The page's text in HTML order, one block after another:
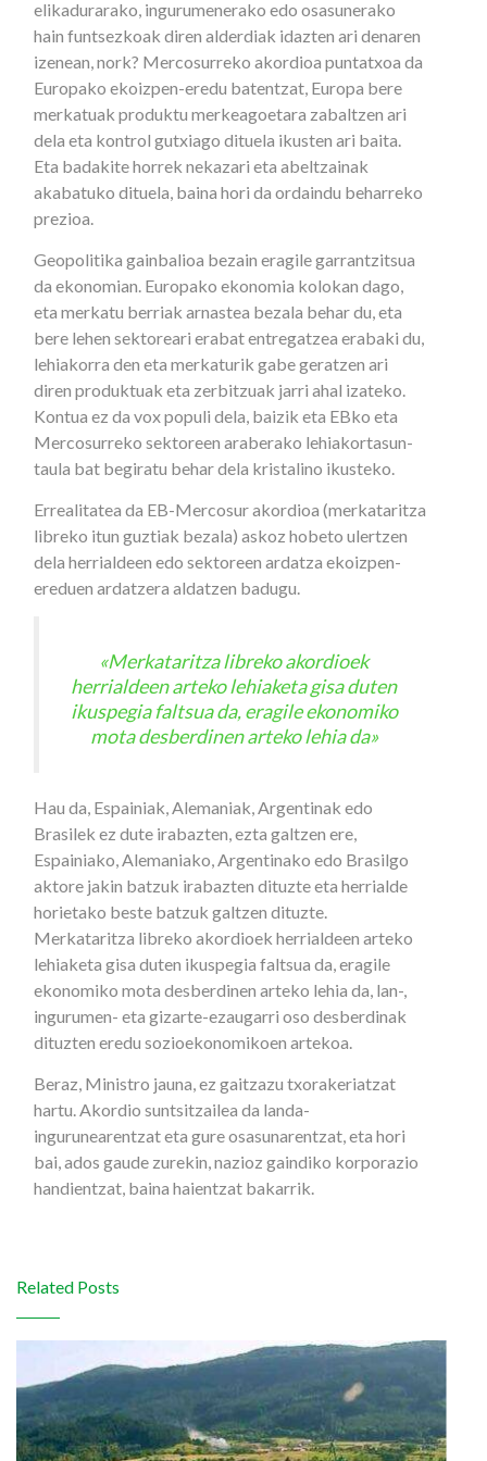
elikadurarako, ingurumenerako edo osasunerako
hain funtsezkoak diren alderdiak idazten ari denaren
izenean, nork? Mercosurreko akordioa puntatxoa da
Europako ekoizpen-eredu batentzat, Europa bere
merkatuak produktu merkeagoetara zabaltzen ari
dela eta kontrol gutxiago dituela ikusten ari baita.
Eta badakite horrek nekazari eta abeltzainak
akabatuko dituela, baina hori da ordaindu beharreko
prezioa.
Geopolitika gainbalioa bezain eragile garrantzitsua
da ekonomian. Europako ekonomia kolokan dago,
eta merkatu berriak arnastea bezala behar du, eta
bere lehen sektoreari erabat entregatzea erabaki du,
lehiakorra den eta merkaturik gabe geratzen ari
diren produktuak eta zerbitzuak jarri ahal izateko.
Kontua ez da vox populi dela, baizik eta EBko eta
Mercosurreko sektoreen araberako lehiakortasun-
taula bat begiratu behar dela kristalino ikusteko.
Errealitatea da EB-Mercosur akordioa (merkataritza
libreko itun guztiak bezala) askoz hobeto ulertzen
dela herrialdeen edo sektoreen ardatza ekoizpen-
ereduen ardatzera aldatzen badugu.
«Merkataritza libreko akordioek
herrialdeen arteko lehiaketa gisa duten
ikuspegia faltsua da, eragile ekonomiko
mota desberdinen arteko lehia da»
Hau da, Espainiak, Alemaniak, Argentinak edo
Brasilek ez dute irabazten, ezta galtzen ere,
Espainiako, Alemaniako, Argentinako edo Brasilgo
aktore jakin batzuk irabazten dituzte eta herrialde
horietako beste batzuk galtzen dituzte.
Merkataritza libreko akordioek herrialdeen arteko
lehiaketa gisa duten ikuspegia faltsua da, eragile
ekonomiko mota desberdinen arteko lehia da, lan-,
ingurumen- eta gizarte-ezaugarri oso desberdinak
dituzten eredu sozioekonomikoen artekoa.
Beraz, Ministro jauna, ez gaitzazu txorakeriatzat
hartu. Akordio suntsitzailea da landa-
ingurunearentzat eta gure osasunarentzat, eta hori
bai, ados gaude zurekin, nazioz gaindiko korporazio
handientzat, baina haientzat bakarrik.
Related Posts